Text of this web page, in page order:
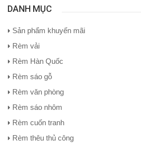
DANH MỤC
Sản phẩm khuyến mãi
Rèm vải
Rèm Hàn Quốc
Rèm sáo gỗ
Rèm văn phòng
Rèm sáo nhôm
Rèm cuốn tranh
Rèm thêu thủ công